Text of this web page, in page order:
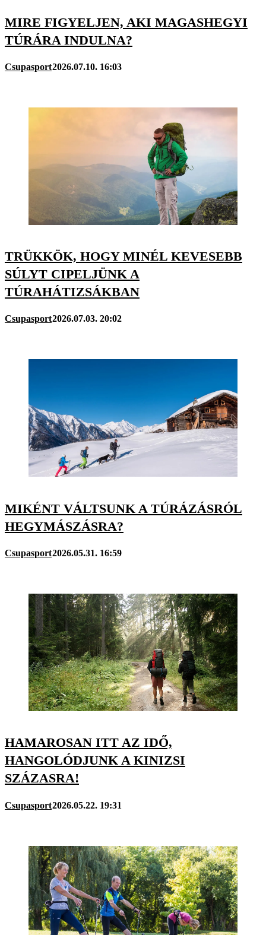
MIRE FIGYELJEN, AKI MAGASHEGYI
TÚRÁRA INDULNA?
Csupasport2026.07.10. 16:03
TRÜKKÖK, HOGY MINÉL KEVESEBB
SÚLYT CIPELJÜNK A
TÚRAHÁTIZSÁKBAN
Csupasport2026.07.03. 20:02
MIKÉNT VÁLTSUNK A TÚRÁZÁSRÓL
HEGYMÁSZÁSRA?
Csupasport2026.05.31. 16:59
HAMAROSAN ITT AZ IDŐ,
HANGOLÓDJUNK A KINIZSI
SZÁZASRA!
Csupasport2026.05.22. 19:31